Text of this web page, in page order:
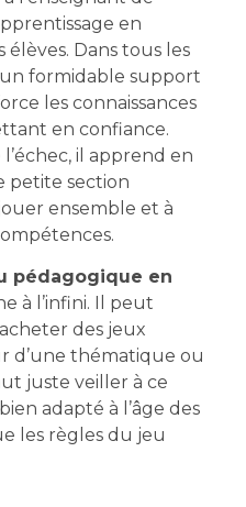
en
élèves. Dans tous les
formidable support
les connaissances
en confiance.
l’échec, il apprend en
petite section
ensemble et à
pédagogique en
à l’infini. Il peut
des jeux
d’une thématique ou
juste veiller à ce
adapté à l’âge des
les règles du jeu